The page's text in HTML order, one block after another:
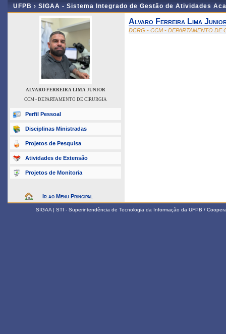
UFPB › SIGAA - Sistema Integrado de Gestão de Atividades
ALVARO FERREIRA LIMA JUNIOR
CCM - DEPARTAMENTO DE CIRURGIA
Perfil Pessoal
Disciplinas Ministradas
Projetos de Pesquisa
Atividades de Extensão
Projetos de Monitoria
Ir ao Menu Principal
Alvaro Ferreira Lima
DCRG - CCM - DEPARTAMENTO DE
SIGAA | STI - Superintendência de Tecnologia da Informação da UFPB /